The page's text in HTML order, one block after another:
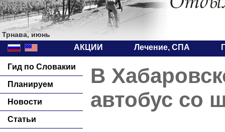
Трнава, июнь
АКЦИИ Лечение, СПА
Гид по Словакии
Планируем
Новости
Статьи
В
автобус со